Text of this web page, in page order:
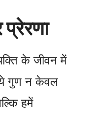
के जीवन में
ये गुण न केवल
हमें